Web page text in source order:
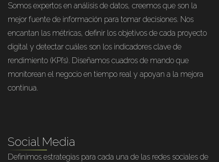
Somos expertos en análisis de datos, creemos que son la
mejor fuente de información para tomar decisiones. Nos
encantan las métricas, definir los objetivos de cada proyecto
digital y detectar cuáles son los indicadores clave de
rendimiento (KPI’s). Diseñamos cuadros de mando que
monitorean el negocio en tiempo real y apoyan a la mejora
continua.
Social Media
Definimos estrategias para cada una de las redes sociales de